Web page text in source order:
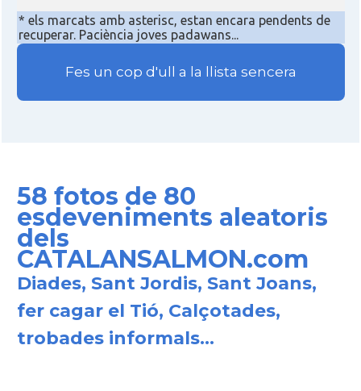
* els marcats amb asterisc, estan encara pendents de
recuperar. Paciència joves padawans...
Fes un cop d'ull a la llista sencera
58 fotos de 80
esdeveniments aleatoris
dels
CATALANSALMON.com
Diades, Sant Jordis, Sant Joans,
fer cagar el Tió, Calçotades,
trobades informals...